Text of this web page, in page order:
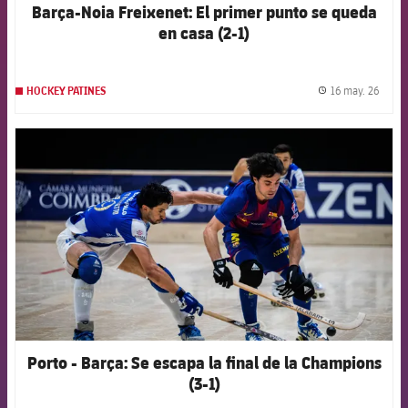
Barça-Noia Freixenet: El primer punto se queda
en casa (2-1)
HOCKEY PATINES 16 may. 26
Porto - Barça: Se escapa la final de la Champions
(3-1)